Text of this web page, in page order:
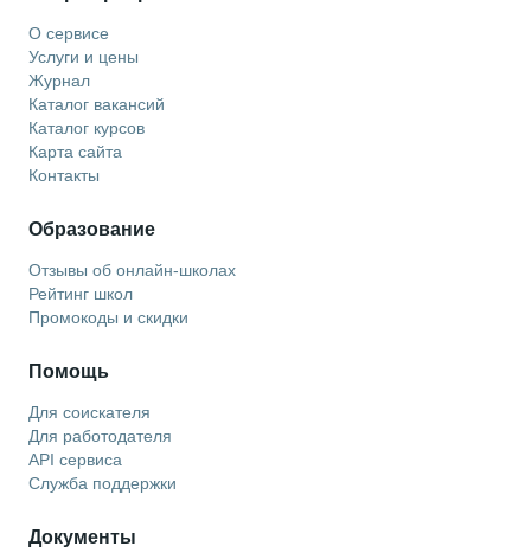
О сервисе
Услуги и цены
Журнал
Каталог вакансий
Каталог курсов
Карта сайта
Контакты
Образование
Отзывы об онлайн-школах
Рейтинг школ
Промокоды и скидки
Помощь
Для соискателя
Для работодателя
API сервиса
Служба поддержки
Документы